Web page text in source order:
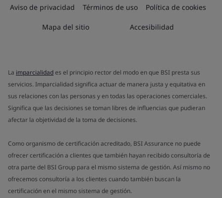
Aviso de privacidad Términos de uso Política de cookies
Mapa del sitio Accesibilidad
La imparcialidades el principio rector del modo en que BSI presta sus
servicios. Imparcialidad significa actuar de manera justa y equitativa en
sus relaciones con las personas y en todas las operaciones comerciales.
Significa que las decisiones se toman libres de influencias que pudieran
afectar la objetividad de la toma de decisiones.
Como organismo de certificación acreditado, BSI Assurance no puede
ofrecer certificación a clientes que también hayan recibido consultoría de
otra parte del BSI Group para el mismo sistema de gestión. Así mismo no
ofrecemos consultoría a los clientes cuando también buscan la
certificación en el mismo sistema de gestión.